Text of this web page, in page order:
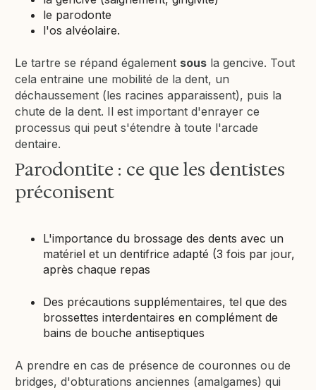
le parodonte
l'os alvéolaire.
Le tartre se répand également sous la gencive. Tout
cela entraine une mobilité de la dent, un
déchaussement (les racines apparaissent), puis la
chute de la dent. Il est important d'enrayer ce
processus qui peut s'étendre à toute l'arcade
dentaire.
Parodontite : ce que les dentistes
préconisent
L'importance du brossage des dents avec un
matériel et un dentifrice adapté (3 fois par jour,
après chaque repas
Des précautions supplémentaires, tel que des
brossettes interdentaires en complément de
bains de bouche antiseptiques
A prendre en cas de présence de couronnes ou de
bridges, d'obturations anciennes (amalgames) qui